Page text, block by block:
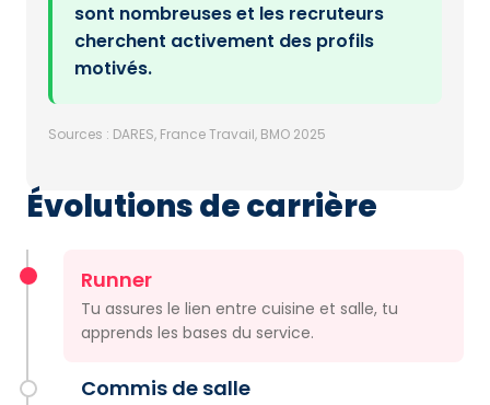
sont nombreuses et les recruteurs
cherchent activement des profils
motivés.
Sources : DARES, France Travail, BMO 2025
Évolutions de carrière
Runner
Tu assures le lien entre cuisine et salle, tu
apprends les bases du service.
Commis de salle